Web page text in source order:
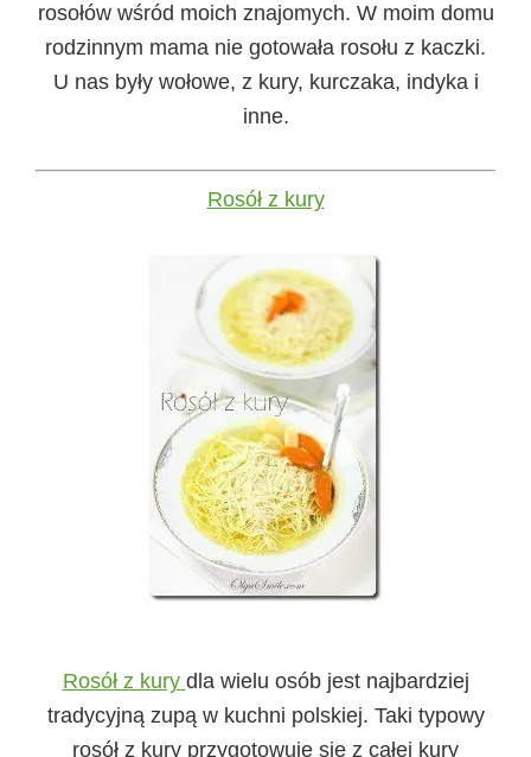
rosołów wśród moich znajomych. W moim domu
rodzinnym mama nie gotowała rosołu z kaczki.
U nas były wołowe, z kury, kurczaka, indyka i
inne.
Rosół z kury
Rosół z kury dla wielu osób jest najbardziej
tradycyjną zupą w kuchni polskiej. Taki typowy
rosół z kury przygotowuje się z całej kury